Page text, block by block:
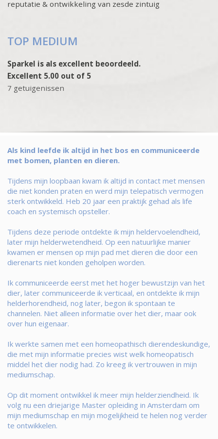
reputatie & ontwikkeling van zesde zintuig
TOP MEDIUM
Sparkel is als excellent beoordeeld.
Excellent 5.00 out of 5
7 getuigenissen
Als kind leefde ik altijd in het bos en communiceerde
met bomen, planten en dieren.
Tijdens mijn loopbaan kwam ik altijd in contact met mensen
die niet konden praten en werd mijn telepatisch vermogen
sterk ontwikkeld. Heb 20 jaar een praktijk gehad als life
coach en systemisch opsteller.
Tijdens deze periode ontdekte ik mijn heldervoelendheid,
later mijn helderwetendheid. Op een natuurlijke manier
kwamen er mensen op mijn pad met dieren die door een
dierenarts niet konden geholpen worden.
Ik communiceerde eerst met het hoger bewustzijn van het
dier, later communiceerde ik verticaal, en ontdekte ik mijn
helderhorendheid, nog later, begon ik spontaan te
channelen. Niet alleen informatie over het dier, maar ook
over hun eigenaar.
Ik werkte samen met een homeopathisch dierendeskundige,
die met mijn informatie precies wist welk homeopatisch
middel het dier nodig had. Zo kreeg ik vertrouwen in mijn
mediumschap.
Op dit moment ontwikkel ik meer mijn helderziendheid. Ik
volg nu een driejarige Master opleiding in Amsterdam om
mijn mediumschap en mijn mogelijkheid te helen nog verder
te ontwikkelen.